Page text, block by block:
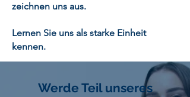
zeichnen uns aus.
Lernen Sie uns als starke Einheit
kennen.
Werde Teil unseres